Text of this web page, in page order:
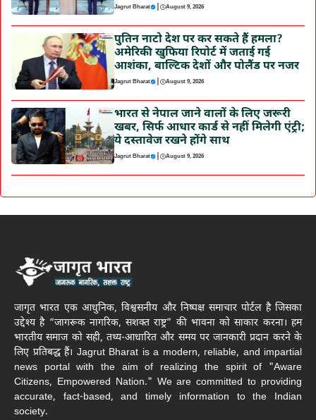
Jagrut Bharat | August 9, 2026
पुतिन नाटो देश पर कर सकते हैं हमला?
अमेरिकी खुफिया रिपोर्ट में जताई गई
आशंका, बाल्टिक देशों और पोलैंड पर नजर
Jagrut Bharat | August 9, 2026
भारत से नेपाल जाने वालों के लिए जरूरी
खबर, सिर्फ आधार कार्ड से नहीं मिलेगी एंट्री;
ये दस्तावेज रखने होंगे साथ
Jagrut Bharat | August 9, 2026
जागृत भारत एक आधुनिक, विश्वसनीय और निष्पक्ष समाचार पोर्टल है जिसका
उद्देश्य है “जागरूक नागरिक, सशक्त राष्ट्र” की भावना को साकार करना। हम
भारतीय समाज को सही, तथ्य-आधारित और समय पर जानकारी प्रदान करने के
लिए प्रतिबद्ध हैं। Jagrut Bharat is a modern, reliable, and impartial
news portal with the aim of realizing the spirit of "Aware
Citizens, Empowered Nation." We are committed to providing
accurate, fact-based, and timely information to the Indian
society.